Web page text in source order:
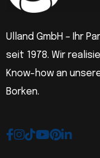
Ulland GmbH – Ihr
seit 1978. Wir
Know-how an
Borken.